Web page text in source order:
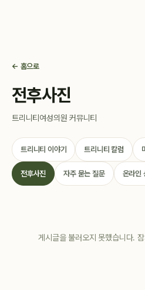
← 홈으로
전후사진
트리니티여성의원 커뮤니티
트리니티 이야기 트리니티 칼럼
전후사진 자주 묻는 질문 온라인
게시글을 불러오지 못했습니다.